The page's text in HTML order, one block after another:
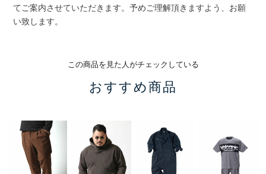
てご案内させていただきます。予めご理解頂きますよう、お願
い致します。
この商品を見た人がチェックしている
おすすめ商品